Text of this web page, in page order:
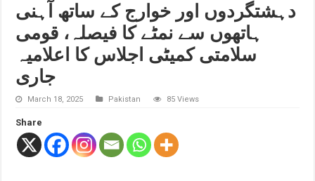
دہشتگردوں اور خوارج کے ساتھ آہنی
ہاتھوں سے نمٹے کا فیصلہ، قومی
سلامتی کمیٹی اجلاس کا اعلامیہ
جاری
March 18, 2025 Pakistan 85 Views
Share